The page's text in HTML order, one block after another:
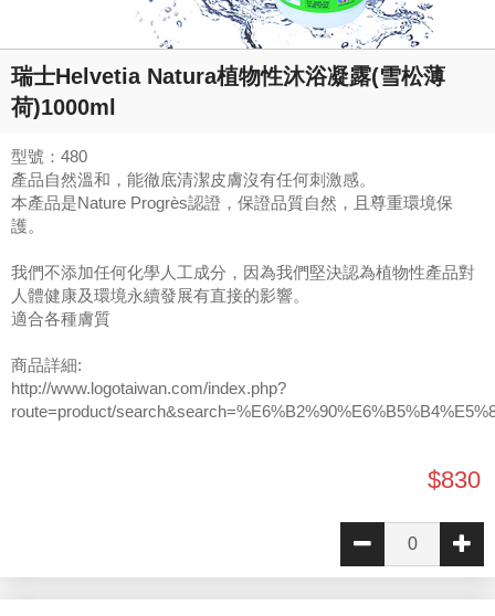
瑞士Helvetia Natura植物性沐浴凝露(雪松薄
荷)1000ml
型號：480
產品自然溫和，能徹底清潔皮膚沒有任何刺激感。
本產品是Nature Progrès認證，保證品質自然，且尊重環境保
護。
我們不添加任何化學人工成分，因為我們堅決認為植物性產品對
人體健康及環境永續發展有直接的影響。
適合各種膚質
商品詳細:
http://www.logotaiwan.com/index.php?
route=product/
$830